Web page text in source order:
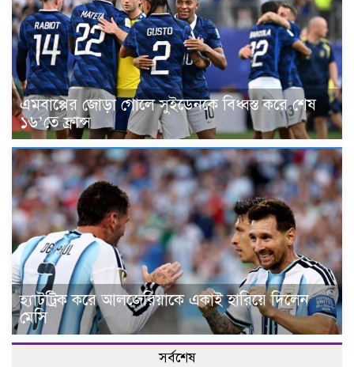
এমবাপ্পের জোড়া গোলে সুইডেনকে বিধ্বস্ত করে শেষ
১৬’তে ফ্রান্স
হ্যাটট্রিক করে আলজেরিয়াকে একাই হারিয়ে দিলেন
মেসি
সর্বশেষ